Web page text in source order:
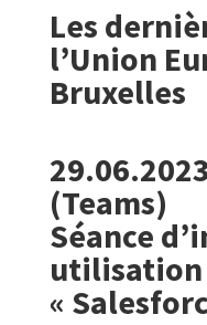
Les
l’Union
Bruxelles
(Teams)
Séance
utilisation
«